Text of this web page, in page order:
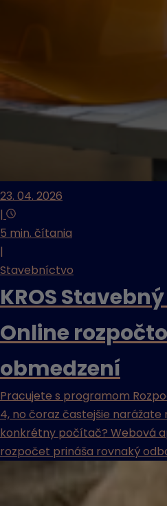
23. 04. 2026
|
5 min. čítania
|
Stavebníctvo
KROS
Online
obmedzení
Pracujete s programom
4, no čoraz častejšie
konkrétny počítač? Webová
rozpočet prináša rovnaký